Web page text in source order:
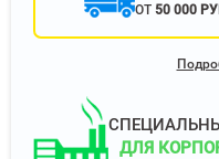
ОТ 50 000
ДЛЯ